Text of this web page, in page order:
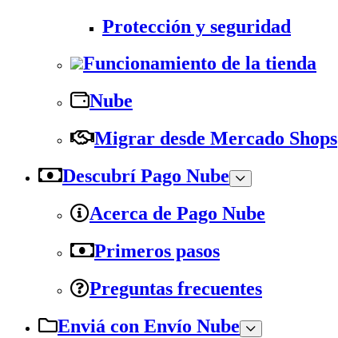
Protección y seguridad
Funcionamiento de la tienda
Nube
Migrar desde Mercado Shops
Descubrí Pago Nube
Acerca de Pago Nube
Primeros pasos
Preguntas frecuentes
Enviá con Envío Nube